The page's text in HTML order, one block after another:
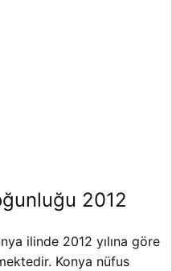
2012
ilinde 2012 yılına göre
Konya nüfus